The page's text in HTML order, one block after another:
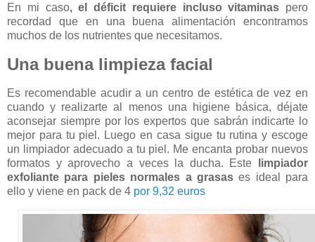
En mi caso, el déficit requiere incluso vitaminas pero
recordad que en una buena alimentación encontramos
muchos de los nutrientes que necesitamos.
Una buena limpieza facial
Es recomendable acudir a un centro de estética de vez en
cuando y realizarte al menos una higiene básica, déjate
aconsejar siempre por los expertos que sabrán indicarte lo
mejor para tu piel. Luego en casa sigue tu rutina y escoge
un limpiador adecuado a tu piel. Me encanta probar nuevos
formatos y aprovecho a veces la ducha. Este
limpiador
exfoliante para pieles normales a grasases ideal para
ello y viene en pack de 4 por 9,32 euros